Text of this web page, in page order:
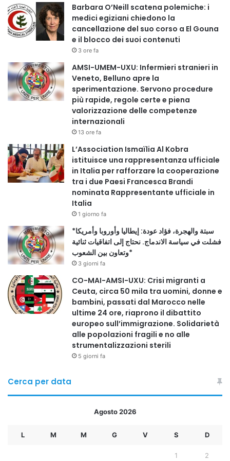
umana e aprano prospettive future per i giovani dell’Alto
Egitto.
Copy URL
Barbara O’Neill scatena polemiche: i
medici egiziani chiedono la
cancellazione del suo corso a El Gouna
e il blocco dei suoi contenuti
3 ore fa
AMSI-UMEM-UXU: Infermieri stranieri in
Veneto, Belluno apre la
sperimentazione. Servono procedure
più rapide, regole certe e piena
valorizzazione delle competenze
internazionali
13 ore fa
L’Association Ismaïlia Al Kobra
istituisce una rappresentanza ufficiale
in Italia per rafforzare la cooperazione
tra i due Paesi Francesca Brandi
nominata Rappresentante ufficiale in
Italia
1 giorno fa
*سبتة والهجرة، فؤاد عودة: إيطاليا وأوروبا وأمريكا
فشلت في سياسة الاندماج. نحتاج إلى اتفاقيات ثنائية
وتعاون بين الشعوب*
3 giorni fa
CO-MAI-AMSI-UXU: Crisi migranti a
Ceuta, circa 50 mila tra uomini, donne e
bambini, passati dal Marocco nelle
ultime 24 ore, riaprono il dibattito
europeo sull’immigrazione. Solidarietà
alle popolazioni fragili e no alle
strumentalizzazioni sterili
5 giorni fa
Cerca per data
Agosto 2026
L M M G V S D
1 2